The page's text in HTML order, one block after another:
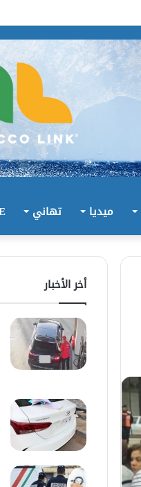
ميديا تهاني
أخر الأخبار